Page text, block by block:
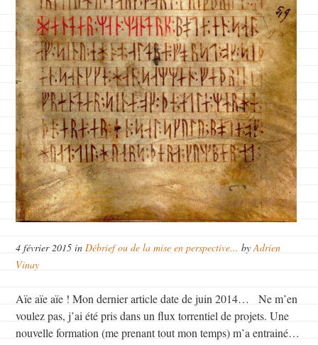
4 février 2015 inDébrief ou de la mise en perspective... byAdrien
Vinay
Aïe aïe aïe ! Mon dernier article date de juin 2014… Ne m’en
voulez pas, j’ai été pris dans un flux torrentiel de projets. Une
nouvelle formation (me prenant tout mon temps) m’a entrainé…